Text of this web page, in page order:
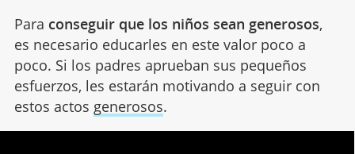
Para conseguir que los niños sean generosos,
es necesario educarles en este valor poco a
poco. Si los padres aprueban sus pequeños
esfuerzos, les estarán motivando a seguir con
estos actos generosos.